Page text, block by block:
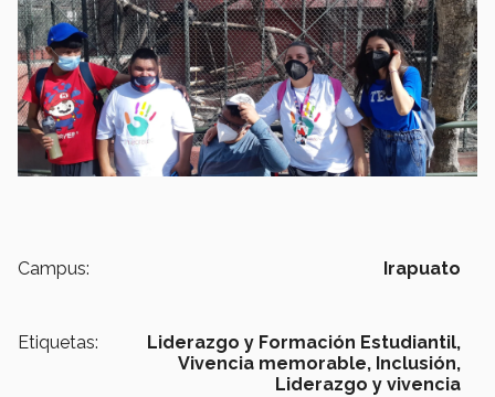
Campus: Irapuato
Etiquetas:
Liderazgo y Formación Estudiantil,
Vivencia memorable, Inclusión,
Liderazgo y vivencia